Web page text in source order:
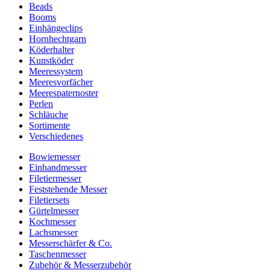
Beads
Booms
Einhängeclips
Hornhechtgarn
Köderhalter
Kunstköder
Meeressystem
Meeresvorfächer
Meerespaternoster
Perlen
Schläuche
Sortimente
Verschiedenes
Bowiemesser
Einhandmesser
Filetiermesser
Feststehende Messer
Filetiersets
Gürtelmesser
Kochmesser
Lachsmesser
Messerschärfer & Co.
Taschenmesser
Zubehör & Messerzubehör